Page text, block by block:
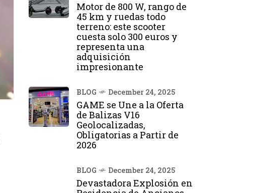
Motor de 800 W, rango de
45 km y ruedas todo
terreno: este scooter
cuesta solo 300 euros y
representa una
adquisición
impresionante
BLOG December 24, 2025
GAME se Une a la Oferta
de Balizas V16
Geolocalizadas,
Obligatorias a Partir de
2026
BLOG December 24, 2025
Devastadora Explosión en